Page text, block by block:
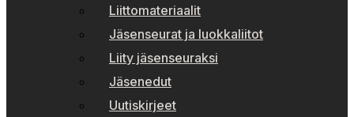
Liittomateriaalit
Jäsenseurat ja luokkaliitot
Liity jäsenseuraksi
Jäsenedut
Uutiskirjeet